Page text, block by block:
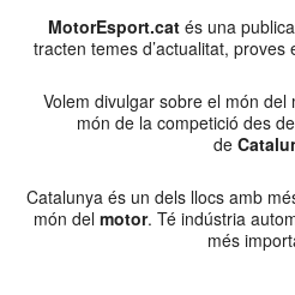
MotorEsport.cat és una
tracten temes d’actualitat, proves
Volem divulgar sobre el món del
món de la competició des
de
Catalunya és un dels llocs amb
món del motor. Té indústria
més